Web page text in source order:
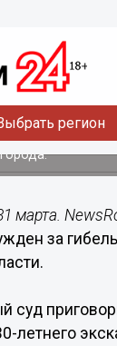
регион
осужден за
случилось
марта.
за
суд
летнего